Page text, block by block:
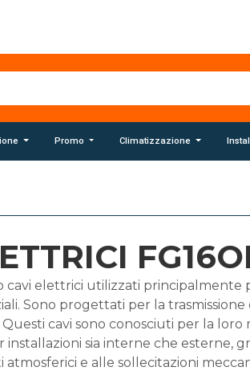
Promo Climatizzazione
cavi elettrici utilizzati principalmente
Sono progettati per la
cavi sono conosciuti per la loro
installazioni sia interne che esterne,
atmosferici e alle sollecitazioni